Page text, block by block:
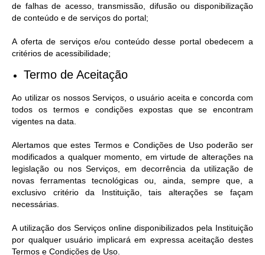
de falhas de acesso, transmissão, difusão ou disponibilização
de conteúdo e de serviços do portal;
A oferta de serviços e/ou conteúdo desse portal obedecem a
critérios de acessibilidade;
Termo de Aceitação
Ao utilizar os nossos Serviços, o usuário aceita e concorda com
todos os termos e condições expostas que se encontram
vigentes na data.
Alertamos que estes Termos e Condições de Uso poderão ser
modificados a qualquer momento, em virtude de alterações na
legislação ou nos Serviços, em decorrência da utilização de
novas ferramentas tecnológicas ou, ainda, sempre que, a
exclusivo critério da Instituição, tais alterações se façam
necessárias.
A utilização dos Serviços online disponibilizados pela Instituição
por qualquer usuário implicará em expressa aceitação destes
Termos e Condições de Uso.